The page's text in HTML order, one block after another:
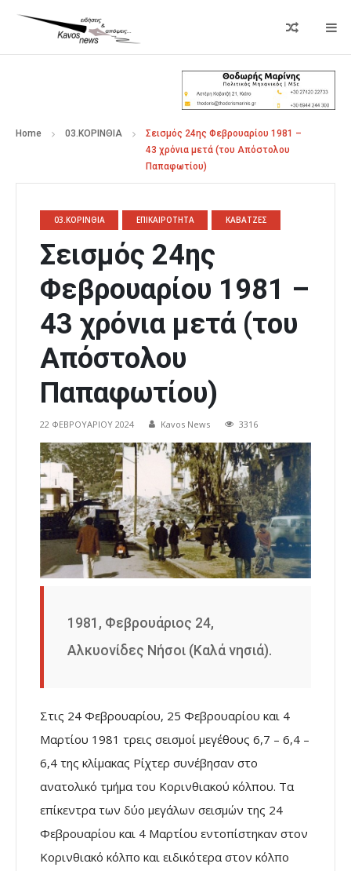
Home 03.ΚΟΡΙΝΘΙΑ
Σεισμός 24ης Φεβρουαρίου 1981 –
43 χρόνια μετά (του Απόστολου
Παπαφωτίου)
03.ΚΟΡΙΝΘΙΑ ΕΠΙΚΑΙΡΟΤΗΤΑ ΚΑΒΑΤΖΕΣ
Σεισμός 24ης
Φεβρουαρίου 1981 –
43 χρόνια μετά (του
Απόστολου
Παπαφωτίου)
22 ΦΕΒΡΟΥΑΡΊΟΥ 2024 Kavos News 3316
1981, Φεβρουάριος 24,
Αλκυονίδες Νήσοι (Καλά νησιά).
Στις 24 Φεβρουαρίου, 25 Φεβρουαρίου και 4
Μαρτίου 1981 τρεις σεισμοί μεγέθους 6,7 – 6,4 –
6,4 της κλίμακας Ρίχτερ συνέβησαν στο
ανατολικό τμήμα του Κορινθιακού κόλπου. Τα
επίκεντρα των δύο μεγάλων σεισμών της 24
Φεβρουαρίου και 4 Μαρτίου εντοπίστηκαν στον
Κορινθιακό κόλπο και ειδικότερα στον κόλπο